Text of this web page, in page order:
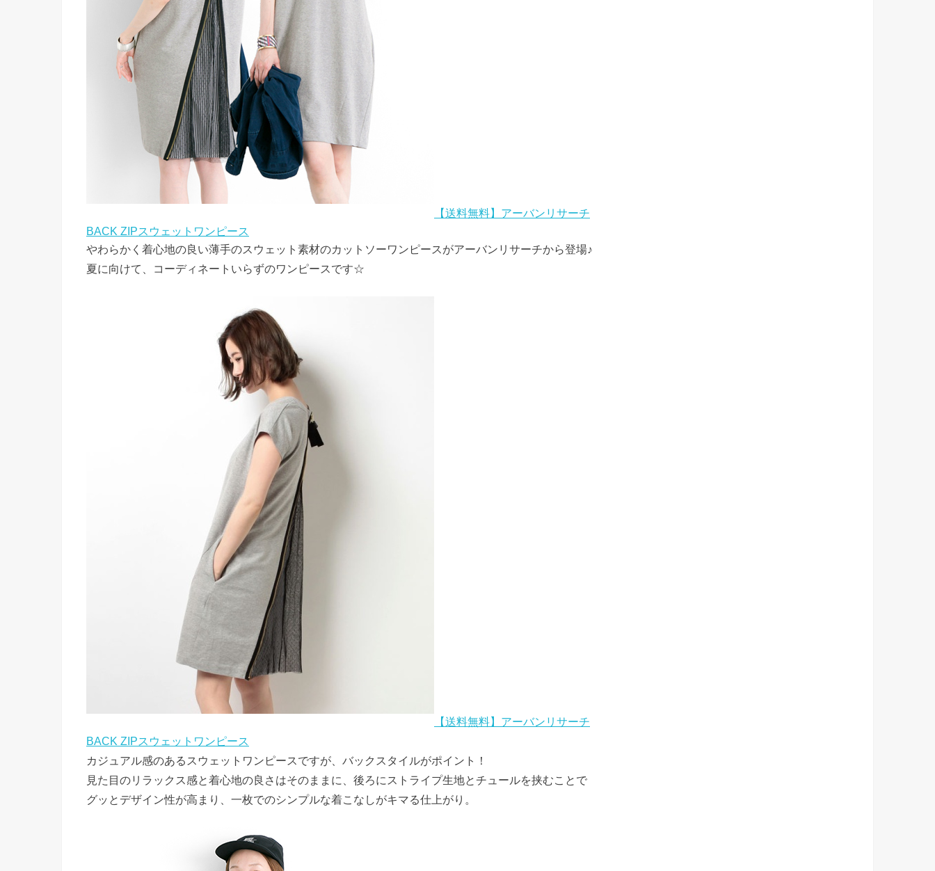
【送料無料】アーバンリサーチ
BACK ZIPスウェットワンピース
やわらかく着心地の良い薄手のスウェット素材のカットソーワンピースがアーバンリサーチから登場♪
夏に向けて、コーディネートいらずのワンピースです☆
【送料無料】アーバンリサーチ
BACK ZIPスウェットワンピース
カジュアル感のあるスウェットワンピースですが、バックスタイルがポイント！
見た目のリラックス感と着心地の良さはそのままに、後ろにストライプ生地とチュールを挟むことで
グッとデザイン性が高まり、一枚でのシンプルな着こなしがキマる仕上がり。